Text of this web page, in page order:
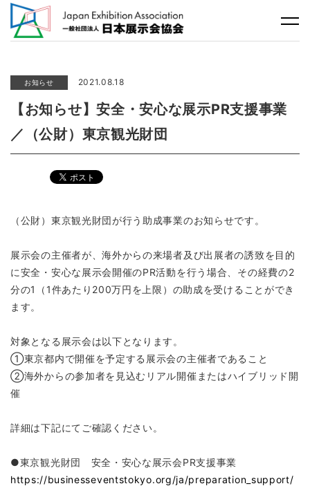
お知らせ 2021.08.18
【お知らせ】安全・安心な展示PR支援事業
／（公財）東京観光財団
（公財）東京観光財団が行う助成事業のお知らせです。
展示会の主催者が、海外からの来場者及び出展者の誘致を目的
に安全・安心な展示会開催のPR活動を行う場合、その経費の2
分の1（1件あたり200万円を上限）の助成を受けることができ
ます。
対象となる展示会は以下となります。
①東京都内で開催を予定する展示会の主催者であること
②海外からの参加者を見込むリアル開催またはハイブリッド開
催
詳細は下記にてご確認ください。
●東京観光財団 安全・安心な展示会PR支援事業
https://businesseventstokyo.org/ja/preparation_support/